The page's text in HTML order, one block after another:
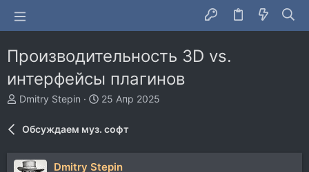
Производительность 3D vs.
интерфейсы плагинов
А
т
р
т
Dmitry Stepin
Д
н
а
25 Апр 2025
Обсуждаем муз. софт
Dmitry Stepin